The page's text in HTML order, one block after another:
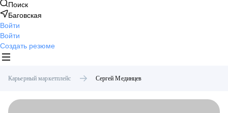
Поиск
Баговская
Войти
Войти
Создать резюме
Карьерный маркетплейс Сергей Мединцев